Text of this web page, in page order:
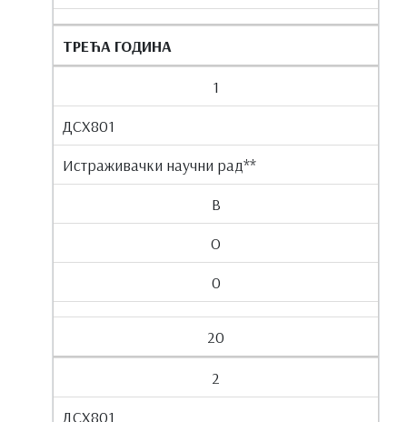
ТРЕЋА ГОДИНА
1
ДСХ801
Истраживачки научни рад**
В
О
0
20
2
ДСХ801